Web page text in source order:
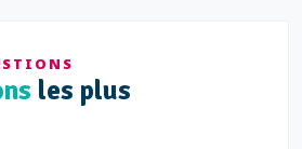
les plus